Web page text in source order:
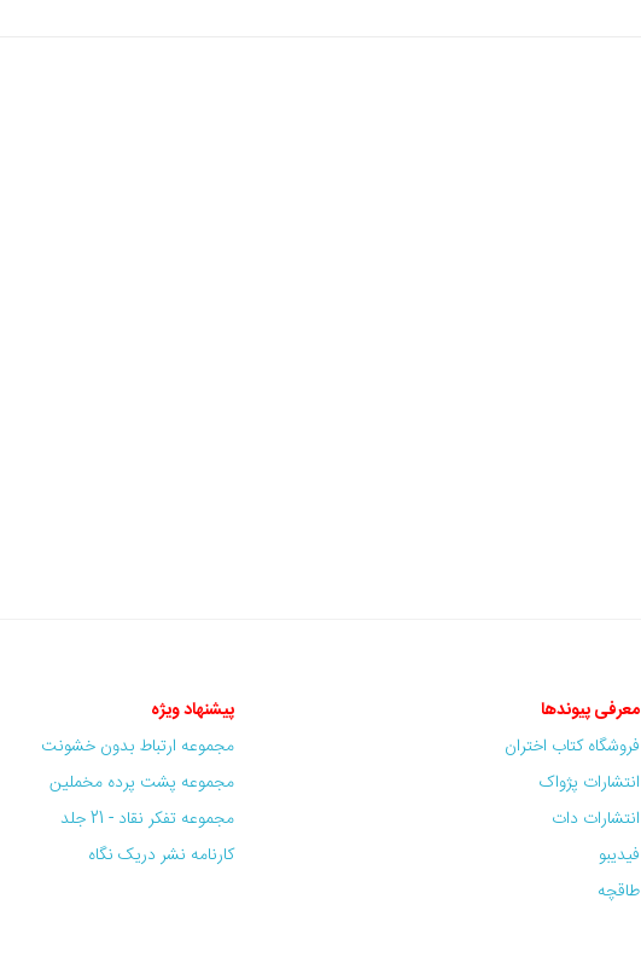
معرفی پیوندها
فروشگاه کتاب اختران
انتشارات پژواک
انتشارات دات
فیدیبو
طاقچه
پیشنهاد ویژه
مجموعه ارتباط بدون خشونت
مجموعه پشت پرده مخملین
مجموعه تفکر نقاد - 21 جلد
کارنامه نشر دریک نگاه